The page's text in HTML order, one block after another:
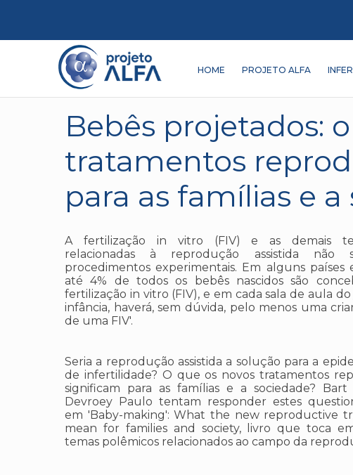
HOME PROJETO ALFA
Bebês projetados:
tratamentos
para as famílias e a
A fertilização in vitro (FIV) e as demais
relacionadas à reprodução assistida não
procedimentos experimentais. Em alguns países
até 4% de todos os bebês nascidos são
fertilização in vitro (FIV), e em cada sala de aula
infância, haverá, sem dúvida, pelo menos uma
de uma FIV'.
Seria a reprodução assistida a solução para a
de infertilidade? O que os novos tratamentos
significam para as famílias e a sociedade? Bart
Devroey Paulo tentam responder estes
em 'Baby-making': What the new reproductive
mean for families and society, livro que toca
temas polêmicos relacionados ao campo da